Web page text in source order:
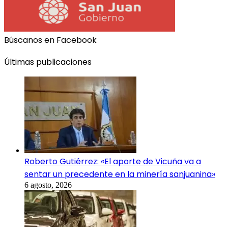
Búscanos en Facebook
Últimas publicaciones
Roberto Gutiérrez: «El aporte de Vicuña va a
sentar un precedente en la minería sanjuanina»
6 agosto, 2026